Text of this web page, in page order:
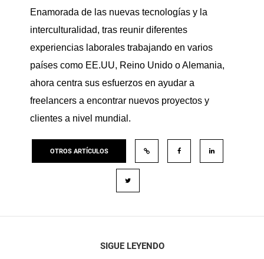
Enamorada de las nuevas tecnologías y la
interculturalidad, tras reunir diferentes
experiencias laborales trabajando en varios
países como EE.UU, Reino Unido o Alemania,
ahora centra sus esfuerzos en ayudar a
freelancers a encontrar nuevos proyectos y
clientes a nivel mundial.
OTROS ARTÍCULOS
SIGUE LEYENDO